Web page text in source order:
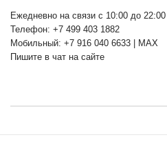
Ежедневно на связи с 10:00 до
Телефон: +7 499 403 1882
Мобильный: +7 916 040 6633 | MAX
Пишите в чат на сайте